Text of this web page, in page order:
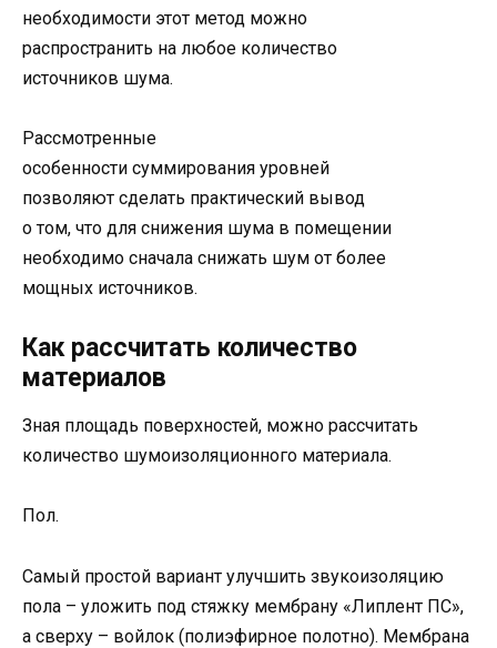
необходимости этот метод можно
распространить на любое количество
источников шума.
Рассмотренные
особенности суммирования уровней
позволяют сделать практический вывод
о том, что для снижения шума в помещении
необходимо сначала снижать шум от более
мощных источников.
Как рассчитать количество
материалов
Зная площадь поверхностей, можно рассчитать
количество шумоизоляционного материала.
Пол.
Самый простой вариант улучшить звукоизоляцию
пола – уложить под стяжку мембрану «Липлент ПС»,
а сверху – войлок (полиэфирное полотно). Мембрана